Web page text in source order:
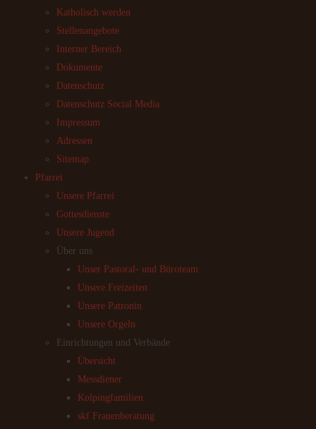
Katholisch werden
Stellenangebote
Interner Bereich
Dokumente
Datenschutz
Datenschutz Social Media
Impressum
Adressen
Sitemap
Pfarrei
Unsere Pfarrei
Gottesdienste
Unsere Jugend
Über uns
Unser Pastoral- und Büroteam
Unsere Freizeiten
Unsere Patronin
Unsere Orgeln
Einrichtungen und Verbände
Übersicht
Messdiener
Kolpingfamilien
skf Frauenberatung